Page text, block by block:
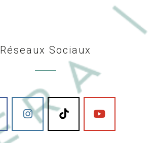
Réseaux Sociaux